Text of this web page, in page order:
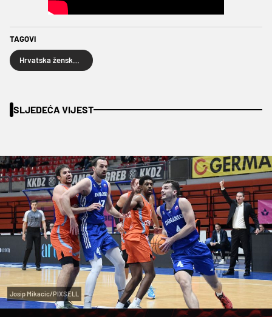
TAGOVI
SLJEDEĆA VIJEST
Josip Mikacic/PIXSELL